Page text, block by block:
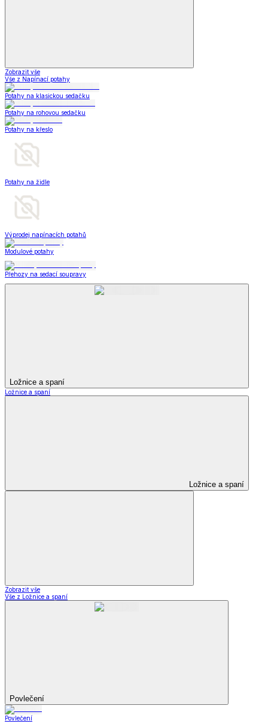
Zobrazit vše
Vše z Napínací potahy
Potahy na klasickou sedačku
Potahy na rohovou sedačku
Potahy na křeslo
Potahy na židle
Výprodej napínacích potahů
Modulové potahy
Přehozy na sedací soupravy
Ložnice a spaní
Ložnice a spaní
Ložnice a spaní
Zobrazit vše
Vše z Ložnice a spaní
Povlečení
Povlečení